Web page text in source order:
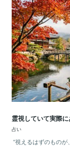
霊視していて実際
占い
“視えるはずのもの